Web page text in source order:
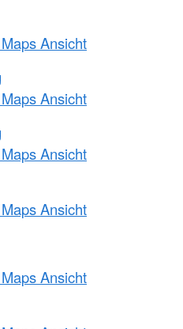
Ansicht
Ansicht
Ansicht
Ansicht
Ansicht